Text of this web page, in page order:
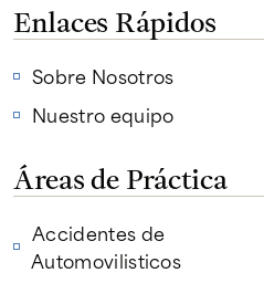
Enlaces Rápidos
Sobre Nosotros
Nuestro equipo
Áreas de Práctica
Accidentes de
Automovilisticos